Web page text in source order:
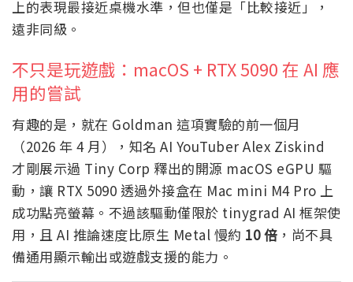
上的表現最接近桌機水準，但也僅是「比較接近」，
遠非同級。
不只是玩遊戲：macOS + RTX 5090 在 AI 應
用的嘗試
有趣的是，就在 Goldman 這項實驗的前一個月
（2026 年 4 月），知名 AI YouTuber Alex Ziskind
才剛展示過 Tiny Corp 釋出的開源 macOS eGPU 驅
動，讓 RTX 5090 透過外接盒在 Mac mini M4 Pro 上
成功點亮螢幕。不過該驅動僅限於 tinygrad AI 框架使
用，且 AI 推論速度比原生 Metal 慢約 10 倍 ，尚不具
備通用顯示輸出或遊戲支援的能力。